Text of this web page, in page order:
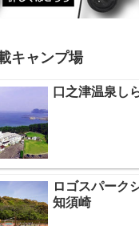
キャンプ場
口之津温泉し
ロゴスパーク
知須崎